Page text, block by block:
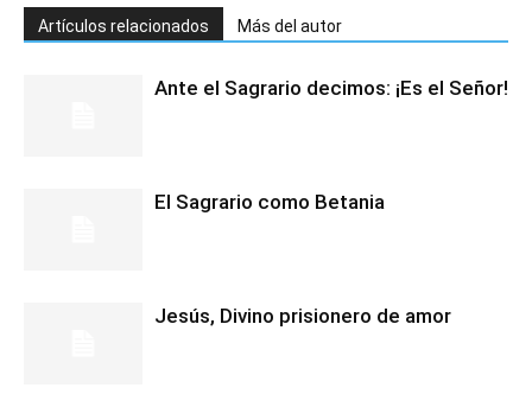
Artículos relacionados Más del autor
Ante el Sagrario decimos: ¡Es el Señor!
El Sagrario como Betania
Jesús, Divino prisionero de amor